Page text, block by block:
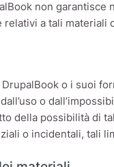
non garantisce
relativi a tali materiali
o i suoi
o
della possibilità di
o incidentali, tali